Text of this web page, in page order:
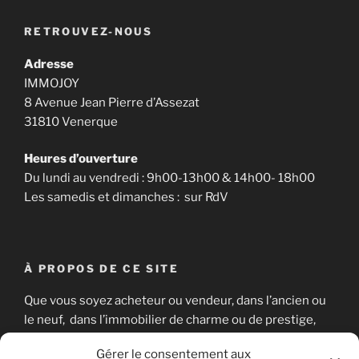
Gérer le consentement aux
RETROUVEZ-NOUS
Adresse
IMMOJOY
8 Avenue Jean Pierre d’Assezat
31810 Venerque
Heures d’ouverture
Du lundi au vendredi : 9h00-13h00 & 14h00- 18h00
Les samedis et dimanches : sur RdV
À PROPOS DE CE SITE
Que vous soyez acheteur ou vendeur, dans l’ancien ou
le neuf, dans l’immobilier de charme ou de prestige,